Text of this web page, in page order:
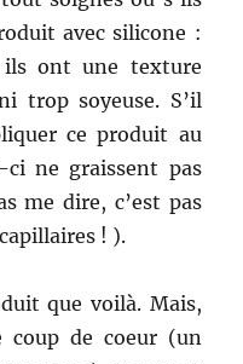
avec silicone :
ont une texture
trop soyeuse. S’il
ce produit au
ci ne graissent pas
me dire, c’est pas
! ).
que voilà. Mais,
coup de coeur (un